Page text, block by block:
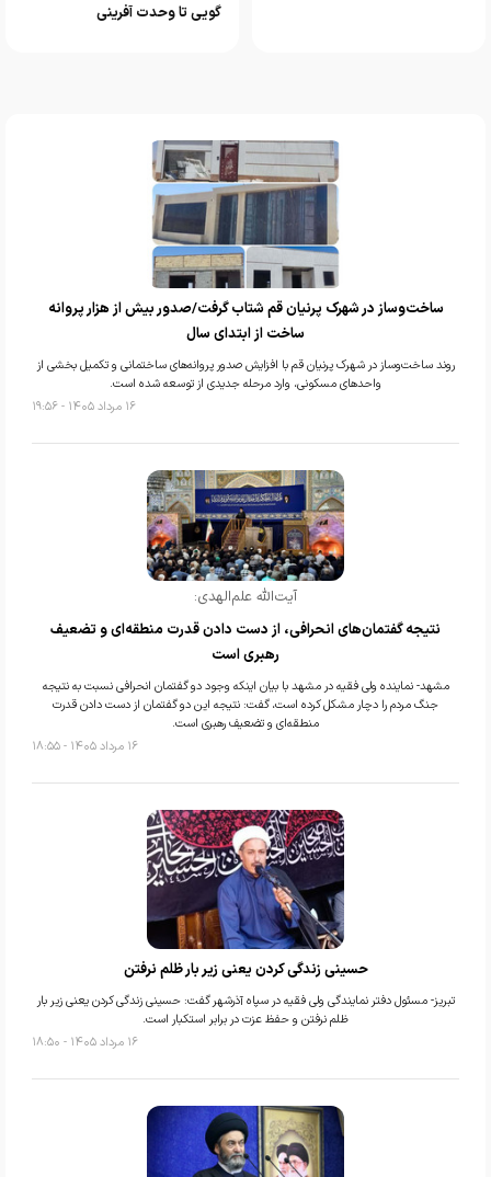
گویی تا وحدت آفرینی
ساخت‌وساز در شهرک پرنیان قم شتاب گرفت/صدور بیش از هزار پروانه
ساخت از ابتدای سال
روند ساخت‌وساز در شهرک پرنیان قم با افزایش صدور پروانه‌های ساختمانی و تکمیل بخشی از
واحدهای مسکونی، وارد مرحله جدیدی از توسعه شده است.
۱۶ مرداد ۱۴۰۵ - ۱۹:۵۶
آیت‌الله علم‌الهدی:
نتیجه گفتمان‌های انحرافی، از دست دادن قدرت منطقه‌ای و تضعیف
رهبری است
مشهد- نماینده ولی فقیه در مشهد با بیان اینکه وجود دو گفتمان انحرافی نسبت به نتیجه
جنگ مردم را دچار مشکل کرده است، گفت: نتیجه این دو گفتمان از دست دادن قدرت
منطقه‌ای و تضعیف رهبری است.
۱۶ مرداد ۱۴۰۵ - ۱۸:۵۵
حسینی زندگی کردن یعنی زیر بار ظلم نرفتن
تبریز- مسئول دفتر نمایندگی ولی فقیه در سپاه آذرشهر گفت: حسینی زندگی کردن یعنی زیر بار
ظلم نرفتن و حفظ عزت در برابر استکبار است.
۱۶ مرداد ۱۴۰۵ - ۱۸:۵۰